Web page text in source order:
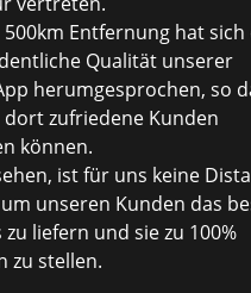
500km Entfernung hat sich
Qualität unserer
herumgesprochen, so
zufriedene Kunden
können.
ist für uns keine
unseren Kunden das
zu liefern und sie zu 100%
zu stellen.